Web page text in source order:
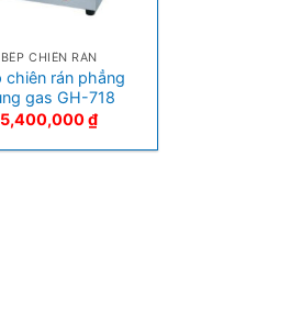
BẾP CHIÊN RÁN
chiên rán phẳng
gas GH-718
5,400,000₫